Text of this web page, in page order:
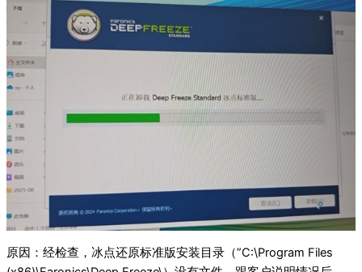
原因：经检查，冰点还原标准版安装目录（”C:\Program Files